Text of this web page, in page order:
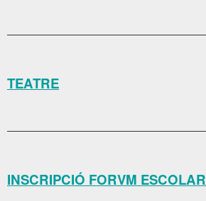
TEATRE
INSCRIPCIÓ FORVM ESCOLAR